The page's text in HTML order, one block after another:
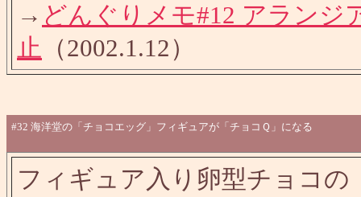
→ どんぐりメモ#12 アランジ
止 （2002.1.12）
#32 海洋堂の「チョコエッグ」フィギュアが「チョコＱ」になる
フィギュア入り卵型チョコ